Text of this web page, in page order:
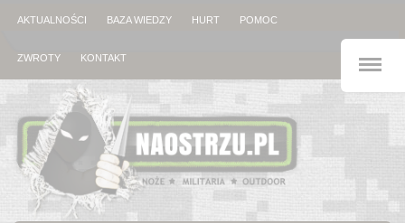
AKTUALNOŚCI BAZA WIEDZY HURT POMOC
ZWROTY KONTAKT